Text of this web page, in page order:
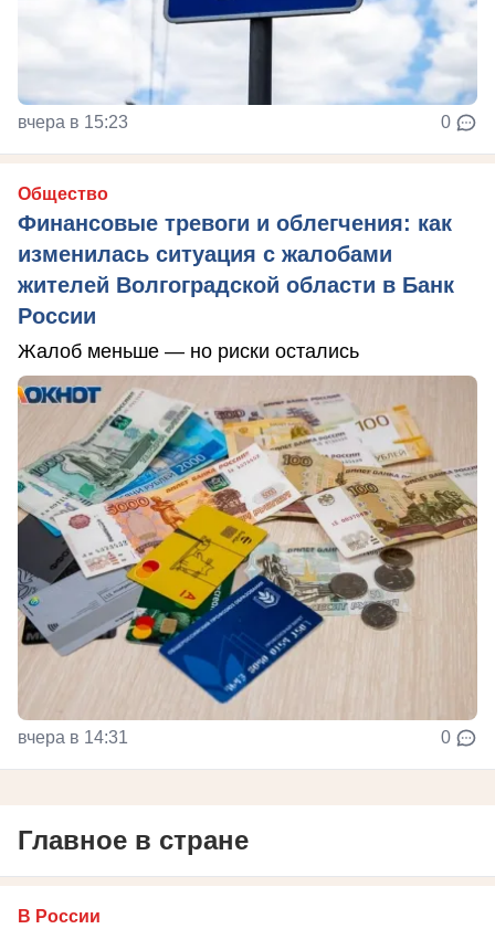
вчера в 15:23 0
Общество
Финансовые тревоги и облегчения: как
изменилась ситуация с жалобами
жителей Волгоградской области в Банк
России
Жалоб меньше — но риски остались
вчера в 14:31 0
Главное в стране
В России